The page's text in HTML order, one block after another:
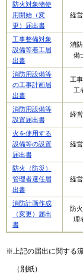
防火対象物使
用開始（変
更）届出書
経
工事整備対象
設備等着工届
出書
消
備
消防用設備等
の工事計画届
出書
工
工
消防用設備等
設置届出書
経
火を使用する
設備等の設置
届出書
経
防火（防災）
管理者選任届
出書
経
消防計画作成
（変更）届出
書
防
理
※上記の届出に関する
（別紙）